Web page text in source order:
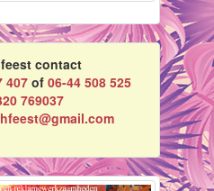
contact
407of 06-44 508 525
769037